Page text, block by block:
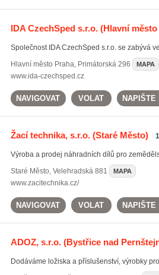
IDA CzechSped s.r.o.(Hlavní město
Společnost IDA CzechSped s.r.o. se zabývá
Hlavní město Praha, Primátorská 296 MAPA
www.ida-czechsped.cz
NAVIGOVAT VOLAT NAPIŠTE
Žací technika, s.r.o.(Staré Město)
Výroba a prodej náhradních dílů pro
Staré Město, Velehradská 881 MAPA
www.zacitechnika.cz/
NAVIGOVAT VOLAT NAPIŠTE
ADOZ, s.r.o.(Bystřice nad
Dodáváme ložiska a příslušenství, výrobky